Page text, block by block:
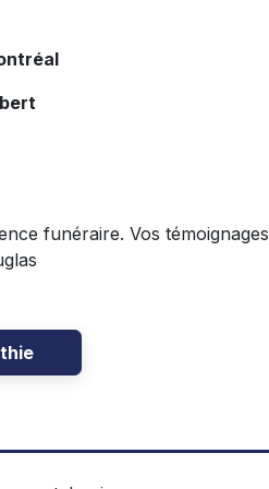
funéraire. Vos témoignages